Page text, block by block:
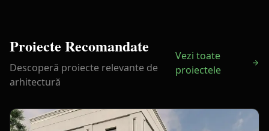
Proiecte Recomandate
Descoperă proiecte relevante de
arhitectură
Vezi toate
proiectele